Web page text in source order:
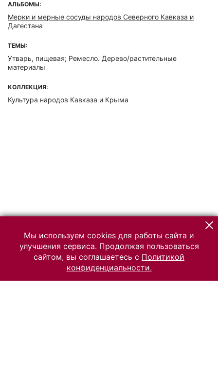
АЛЬБОМЫ:
Мерки и мерные сосуды народов Северного Кавказа и
Дагестана
ТЕМЫ:
Утварь, пищевая; Ремесло. Дерево/растительные
материалы
КОЛЛЕКЦИЯ:
Культура народов Кавказа и Крыма
Мы используем cookies для работы сайта и
улучшения сервиса. Продолжая пользоваться
сайтом, вы соглашаетесь с Политикой
конфиденциальности.